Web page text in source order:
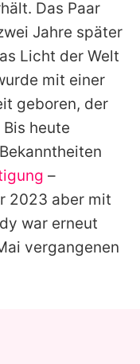
Das Paar
Jahre später
Licht der Welt
mit einer
geboren, der
heute
–
2023 aber mit
war erneut
vergangenen